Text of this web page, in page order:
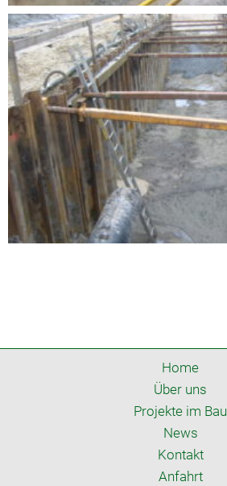
Home
Über uns
Projekte im Bau
News
Kontakt
Anfahrt